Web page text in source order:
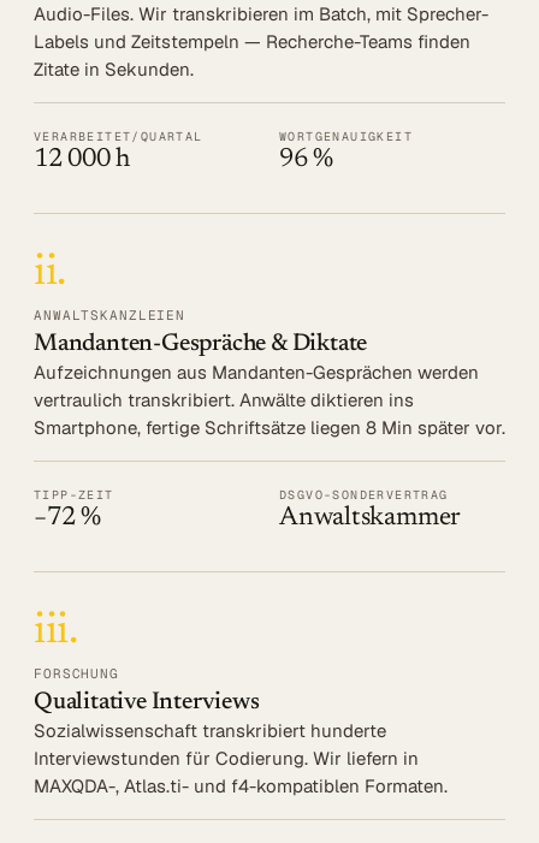
Beratung
Audio-Files. Wir transkribieren im Batch, mit Sprecher-
Labels und Zeitstempeln — Recherche-Teams finden
Zitate in Sekunden.
VERARBEITET/QUARTAL
12 000 h
WORTGENAUIGKEIT
96 %
ii.
ANWALTSKANZLEIEN
Mandanten-Gespräche & Diktate
Aufzeichnungen aus Mandanten-Gesprächen werden
vertraulich transkribiert. Anwälte diktieren ins
Smartphone, fertige Schriftsätze liegen 8 Min später vor.
TIPP-ZEIT
−72 %
DSGVO-SONDERVERTRAG
Anwaltskammer
iii.
FORSCHUNG
Qualitative Interviews
Sozialwissenschaft transkribiert hunderte
Interviewstunden für Codierung. Wir liefern in
MAXQDA-, Atlas.ti- und f4-kompatiblen Formaten.